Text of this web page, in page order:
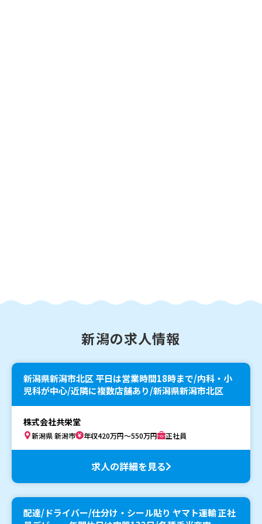
新潟の求人情報
新潟県新潟市北区 平日は営業時間18時まで/内科・小
児科が中心/近隣に複数店舗あり/新潟県新潟市北区
株式会社共栄堂
新潟県 新潟市 年収420万円～550万円 正社員
求人の詳細を見る
配達/ドライバー/仕分け・シール貼り ヤマト運輸 正社